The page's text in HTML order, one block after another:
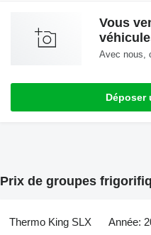
Vous
Avec nous,
Déposer
Prix de groupes
Thermo King SLX Année: